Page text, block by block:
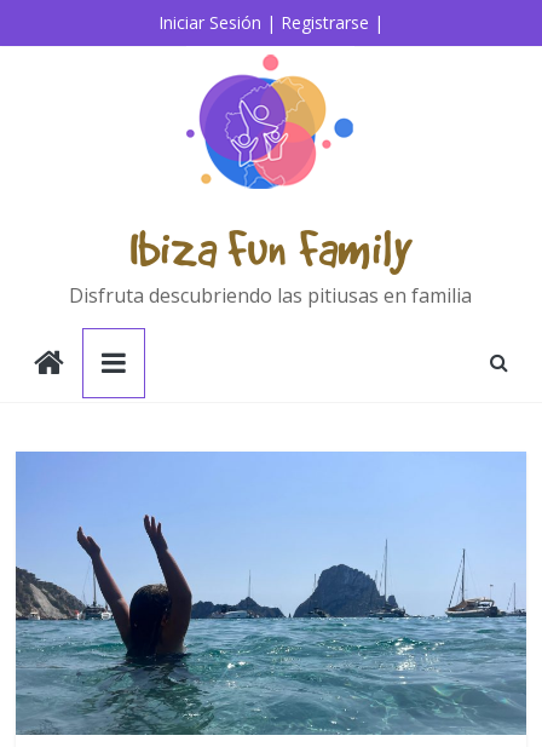
al
Iniciar Sesión | Registrarse |
Ibiza Fun Family
Disfruta descubriendo las pitiusas en familia